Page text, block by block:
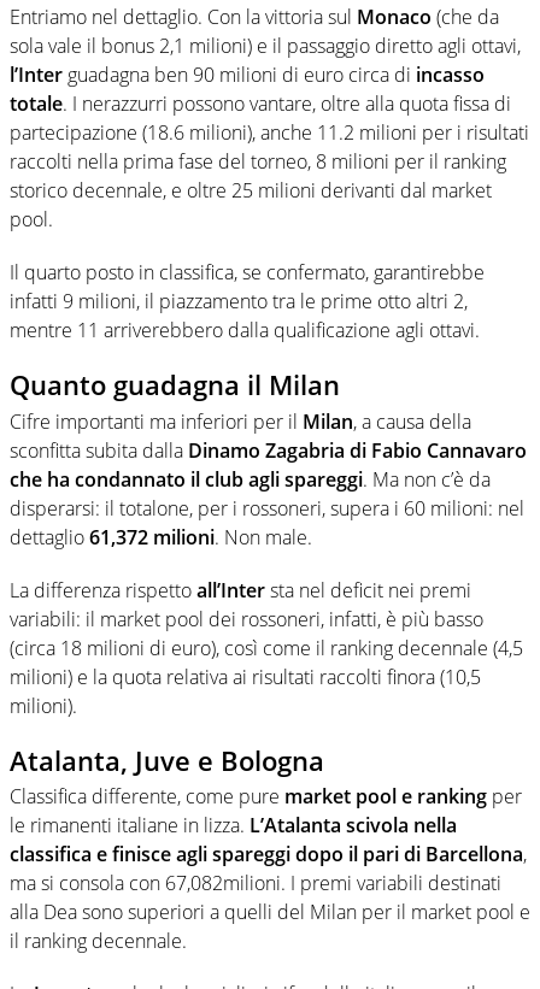
Entriamo nel dettaglio. Con la vittoria sul Monaco (che da
sola vale il bonus 2,1 milioni) e il passaggio diretto agli ottavi,
l’Inter guadagna ben 90 milioni di euro circa di incasso
totale. I nerazzurri possono vantare, oltre alla quota fissa di
partecipazione (18.6 milioni), anche 11.2 milioni per i risultati
raccolti nella prima fase del torneo, 8 milioni per il ranking
storico decennale, e oltre 25 milioni derivanti dal market
pool.
Il quarto posto in classifica, se confermato, garantirebbe
infatti 9 milioni, il piazzamento tra le prime otto altri 2,
mentre 11 arriverebbero dalla qualificazione agli ottavi.
Quanto guadagna il Milan
Cifre importanti ma inferiori per il Milan, a causa della
sconfitta subita dalla Dinamo Zagabria di Fabio Cannavaro
che ha condannato il club agli spareggi. Ma non c’è da
disperarsi: il totalone, per i rossoneri, supera i 60 milioni: nel
dettaglio61,372 milioni. Non male.
La differenza rispettoall’Intersta nel deficit nei premi
variabili: il market pool dei rossoneri, infatti, è più basso
(circa 18 milioni di euro), così come il ranking decennale (4,5
milioni) e la quota relativa ai risultati raccolti finora (10,5
milioni).
Atalanta, Juve e Bologna
Classifica differente, come pure market pool e ranking per
le rimanenti italiane in lizza. L’Atalanta scivola nella
classifica e finisce agli spareggi dopo il pari di Barcellona,
ma si consola con 67,082milioni. I premi variabili destinati
alla Dea sono superiori a quelli del Milan per il market pool e
il ranking decennale.